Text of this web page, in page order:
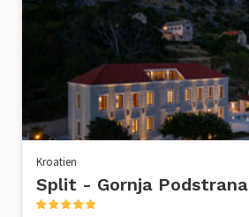
Kroatien
Split - Gornja Podstrana